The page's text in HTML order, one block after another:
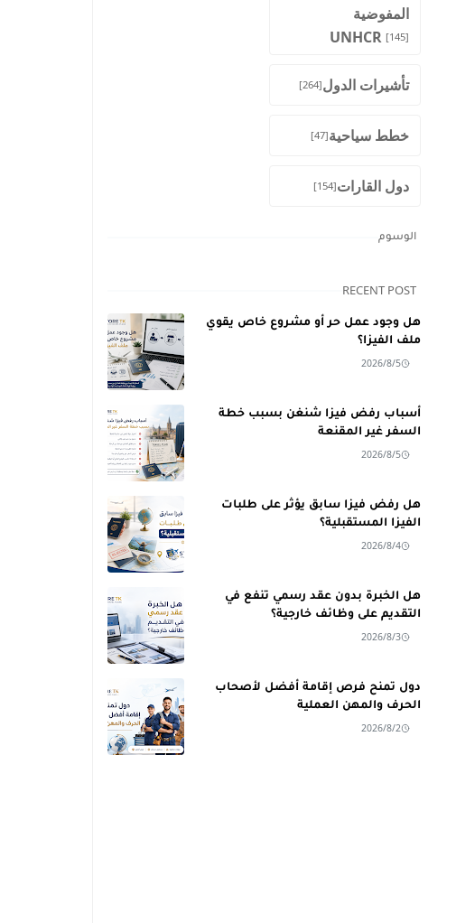
المفوضية
UNHCR [145]
تأشيرات الدول[264]
خطط سياحية[47]
دول القارات[154]
الوسوم
RECENT POST
هل وجود عمل حر أو مشروع خاص يقوي
ملف الفيزا؟
2026/8/5
أسباب رفض فيزا شنغن بسبب خطة
السفر غير المقنعة
2026/8/5
هل رفض فيزا سابق يؤثر على طلبات
الفيزا المستقبلية؟
2026/8/4
هل الخبرة بدون عقد رسمي تنفع في
التقديم على وظائف خارجية؟
2026/8/3
دول تمنح فرص إقامة أفضل لأصحاب
الحرف والمهن العملية
2026/8/2